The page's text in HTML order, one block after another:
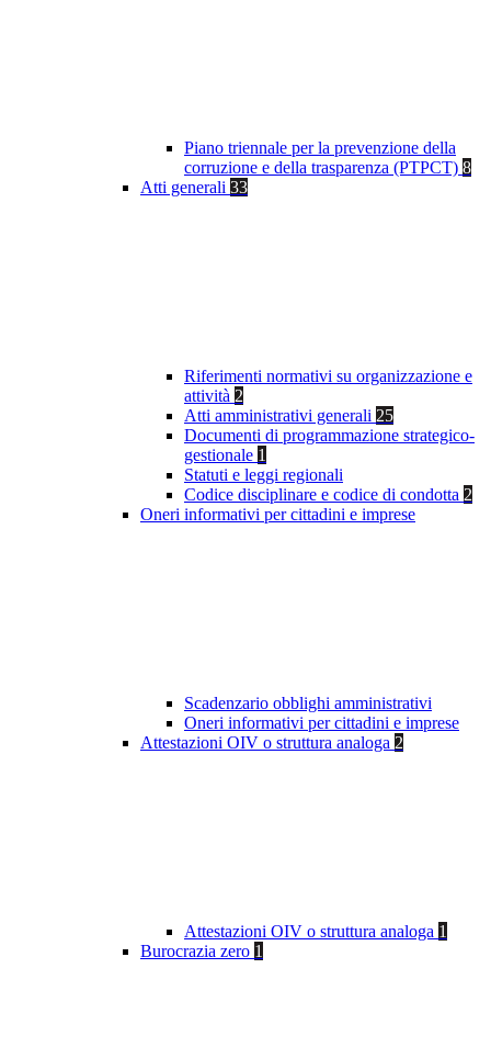
Piano triennale per la prevenzione della
corruzione e della trasparenza (PTPCT) 8
Atti generali 33
Riferimenti normativi su organizzazione e
attività 2
Atti amministrativi generali 25
Documenti di programmazione strategico-
gestionale 1
Statuti e leggi regionali
Codice disciplinare e codice di condotta 2
Oneri informativi per cittadini e imprese
Scadenzario obblighi amministrativi
Oneri informativi per cittadini e imprese
Attestazioni OIV o struttura analoga 2
Attestazioni OIV o struttura analoga 1
Burocrazia zero 1